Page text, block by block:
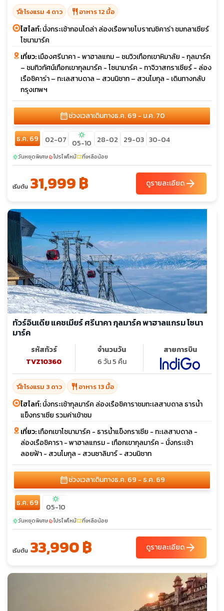
hotel_classโรงแรม 4 ดาว restaurant อาหาร 12 มื้อ
ไฮไลท์:นั่งกระเช้ากอนโดล่า ล่องเรือพายโบราณชิคาร่า ชมกลาเซียร์
โซนามาร์ค
เที่ยว:เมืองศรีนาคา - พาฮาลแกม – ชมวิวเทือกเขาหิมาลัย - กุลมาร์ค
– ชมทิวทัศน์เทือกเขากุลมาร์ค - โซนามาร์ค - ทาจิวาสกราเซียร์ - ล่อง
เรือชิคาร่า – ทะเลสาบดาล – สวนนิชาท – สวนโมกุล - เดินทางกลับ
กรุงเทพฯ
calendar_monthช่วงเวลาเดินทางธ.ค. 69 - ม.ค. 70
ธ.ค. 69 02-07 sunny
05-10 28-02 29-03 30-04
sunnyวันหยุดพิเศษlocal_fire_departmentโปรไฟไหม้confirmation_numberที่เหลือน้อย
เริ่มต้น 31,999 ฿ ดูรายละเอียดarrow_forward
ทัวร์อินเดีย แคชเมียร์ ศรีนาคา กุลมาร์ค พาฮาลแกรม โซนา
มาร์ค
รหัสทัวร์
TVZ10360
จำนวนวัน
6 วัน 5 คืน
สายการบิน
hotel_classโรงแรม 3 ดาว restaurant อาหาร 13 มื้อ
ไฮไลท์:นั่งกระเช้ากุลมาร์ค ล่องเรือชิคาราชมทะเลสาบดาล ธารน้ำ
แข็งกราเซีย รวมค่าเข้าชม
เที่ยว:เทือกเขาโซนามาร์ค - ธารน้ำแข็งกราเซีย - ทะเลสาบดาล -
ล่องเรือชิคารา - พาฮาลแกรม - เทือกเขากุลมาร์ค - นั่งกระเช้า
ลอยฟ้า - สวนโมกุล - สวนซาลิมาร์ - สวนนิชาท
calendar_monthช่วงเวลาเดินทางธ.ค. 69 - ธ.ค. 69
ธ.ค. 69 sunny
05-10
sunnyวันหยุดพิเศษlocal_fire_departmentโปรไฟไหม้confirmation_numberที่เหลือน้อย
เริ่มต้น 33,990 ฿ ดูรายละเอียดarrow_forward